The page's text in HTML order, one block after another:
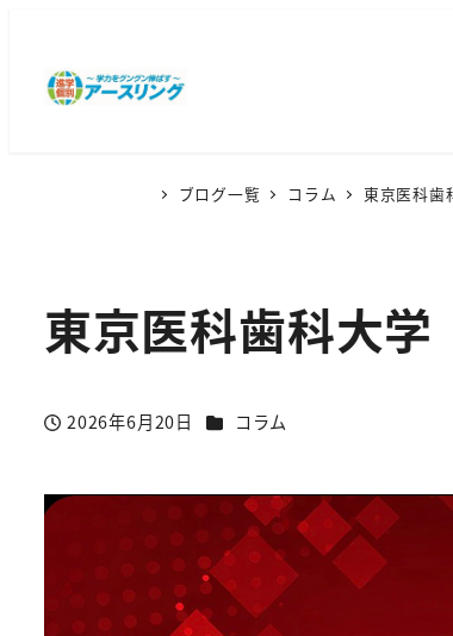
ブログ一覧 コラム 東京医科歯
東京医科歯科大
投稿日
2026年6月20日 カテゴリー
コラム